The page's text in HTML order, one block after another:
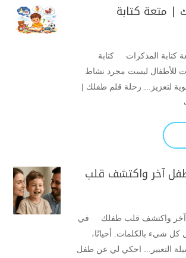
| متعة كتابة
كتابة المذكرات كتابة
للأطفال ليست مجرد نشاط
لتعزيز... رحلة قلم طفلك |
آخر واكتشف قلب
واكتشف قلب طفلك في
كل شيء بالكلمات. أحيانًا،
التعبير... احكي لي عن طفل